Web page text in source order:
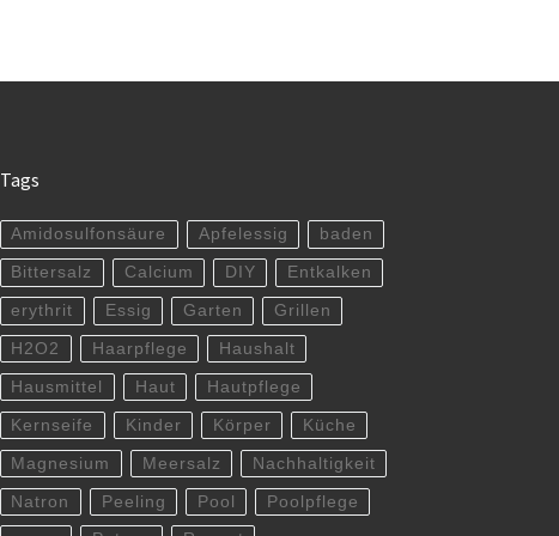
Tags
Amidosulfonsäure Apfelessig baden
Bittersalz Calcium DIY Entkalken
erythrit Essig Garten Grillen
H2O2 Haarpflege Haushalt
Hausmittel Haut Hautpflege
Kernseife Kinder Körper Küche
Magnesium Meersalz Nachhaltigkeit
Natron Peeling Pool Poolpflege